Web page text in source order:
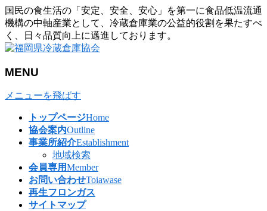
国民の食生活の「安定、安全、安心」を第一に食品低温流通
機構の中軸産業として、冷蔵倉庫業の公益的役割を果たすべ
く、日々品質向上に邁進しております。
MENU
メニューを飛ばす
トップページHome
協会案内Outline
事業所紹介Establishment
地域検索
会員専用Member
お問い合わせToiawase
再生フロンガス
サイトマップ